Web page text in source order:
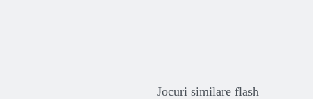
Jocuri similare flash